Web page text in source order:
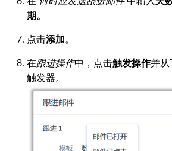
期。
点击添加。
在跟进操作中，点击触发操作并
触发器。